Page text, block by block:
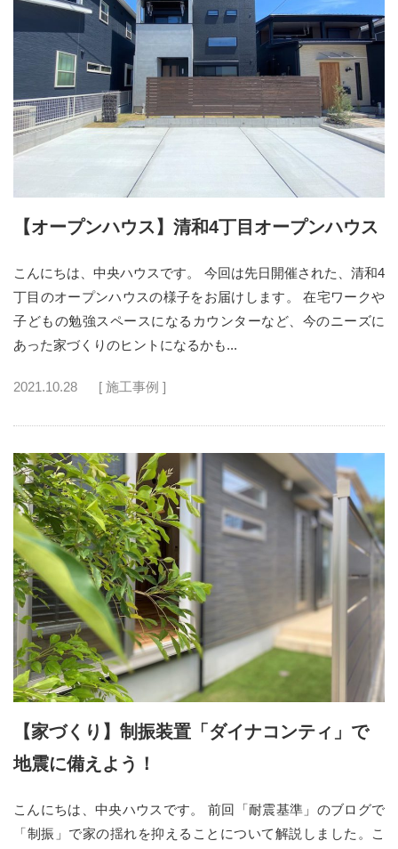
【オープンハウス】清和4丁目オープンハウス
こんにちは、中央ハウスです。 今回は先日開催された、清和4
丁目のオープンハウスの様子をお届けします。 在宅ワークや
子どもの勉強スペースになるカウンターなど、今のニーズに
あった家づくりのヒントになるかも...
2021.10.28 [ 施工事例 ]
【家づくり】制振装置「ダイナコンティ」で
地震に備えよう！
こんにちは、中央ハウスです。 前回「耐震基準」のブログで
「制振」で家の揺れを抑えることについて解説しました。こ